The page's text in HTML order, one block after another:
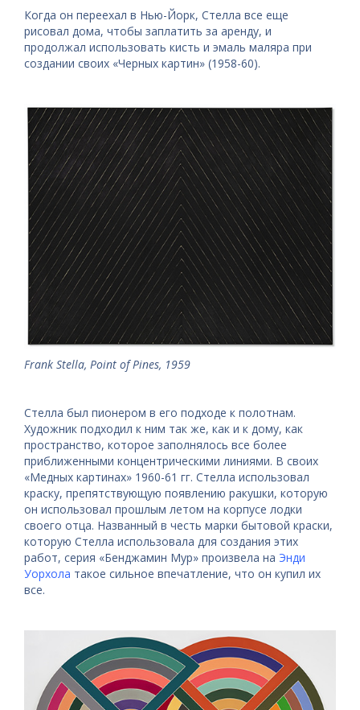
Когда он переехал в Нью-Йорк, Стелла все еще
рисовал дома, чтобы заплатить за аренду, и
продолжал использовать кисть и эмаль маляра при
создании своих «Черных картин» (1958-60).
Frank Stella, Point of Pines, 1959
Стелла был пионером в его подходе к полотнам.
Художник подходил к ним так же, как и к дому, как
пространство, которое заполнялось все более
приближенными концентрическими линиями. В своих
«Медных картинах» 1960-61 гг. Стелла использовал
краску, препятствующую появлению ракушки, которую
он использовал прошлым летом на корпусе лодки
своего отца. Названный в честь марки бытовой краски,
которую Стелла использовала для создания этих
работ, серия «Бенджамин Мур» произвела на Энди
Уорхола такое сильное впечатление, что он купил их
все.